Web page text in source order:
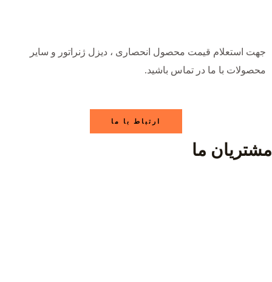
جهت استعلام قیمت محصول انحصاری ، دیزل ژنراتور و سایر
محصولات با ما در تماس باشید.
ارتباط با ما
مشتریان ما